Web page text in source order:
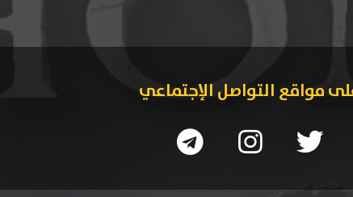
مواقع التواصل الإجتماعي